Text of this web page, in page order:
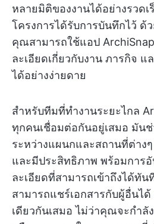
หลายมิติของงานได้อย่างรวด
โครงการได้รับการบันทึกไว้ ด้
คุณสามารถใช้แอป
ละเอียดเกี่ยวกับงาน ภารกิจ แ
ได้อย่างง่ายดาย
สำหรับทีมที่ทำงานระยะไกล
ทุกคนเชื่อมต่อกันอยู่เสมอ มันช่
ระหว่างแผนกและสถานที่ต่างๆ
และมีประสิทธิภาพ พร้อมการ
ละเอียดที่สามารถเข้าถึงได้ทั
สามารถแชร์เอกสารกับผู้อื่นไ
เดียวกันเสมอ ไม่ว่าคุณจะกำลั